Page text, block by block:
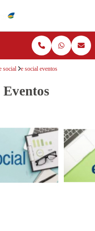
social e social eventos
Eventos